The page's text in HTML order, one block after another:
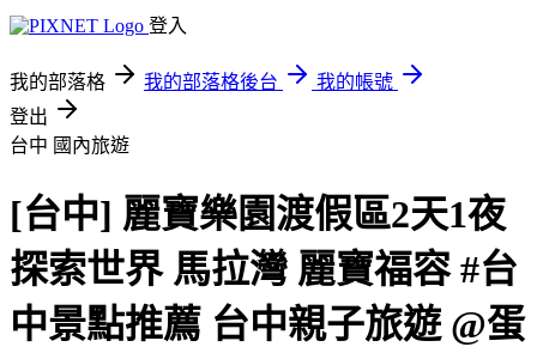
登入
我的部落格 我的部落格後台
我的帳號
登出
台中 國內旅遊
[台中] 麗寶樂園渡假區2天1夜
探索世界 馬拉灣 麗寶福容 #台
中景點推薦 台中親子旅遊 @蛋